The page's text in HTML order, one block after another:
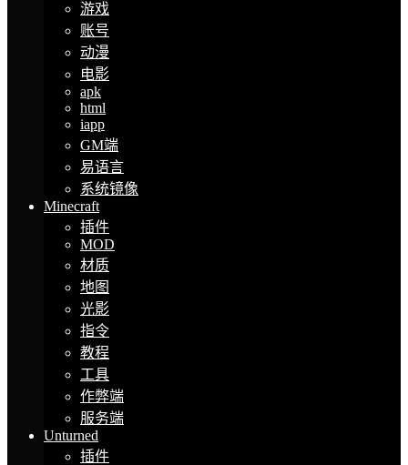
游戏
账号
动漫
电影
apk
html
iapp
GM端
易语言
系统镜像
Minecraft
插件
MOD
材质
地图
光影
指令
教程
工具
作弊端
服务端
Unturned
插件